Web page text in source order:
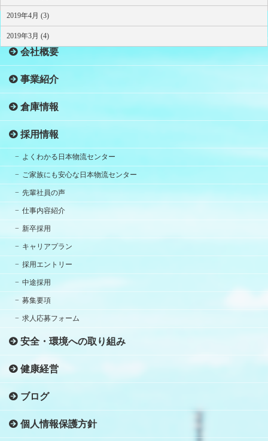
2019年4月 (3)
2019年3月 (4)
HOME
会社概要
事業紹介
倉庫情報
採用情報
よくわかる日本物流センター
ご家族にも安心な日本物流センター
先輩社員の声
仕事内容紹介
新卒採用
キャリアプラン
採用エントリー
中途採用
募集要項
求人応募フォーム
安全・環境への取り組み
健康経営
ブログ
個人情報保護方針